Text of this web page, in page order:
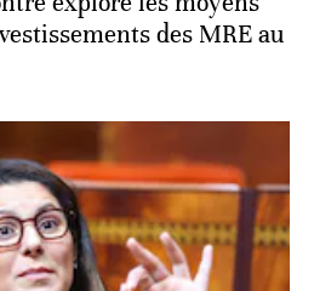
des MRE au